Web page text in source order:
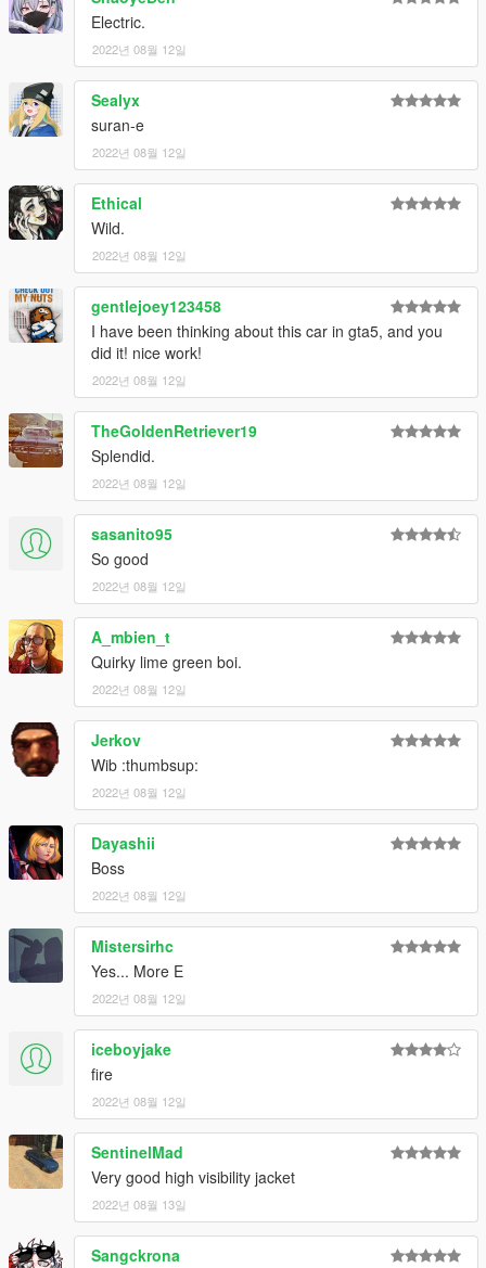
Electric.
2022년 08월 12일
Sealyx
suran-e
2022년 08월 12일
Ethical
Wild.
2022년 08월 12일
gentlejoey123458
I have been thinking about this car in gta5, and you
did it! nice work!
2022년 08월 12일
TheGoldenRetriever19
Splendid.
2022년 08월 12일
sasanito95
So good
2022년 08월 12일
A_mbien_t
Quirky lime green boi.
2022년 08월 12일
Jerkov
Wib :thumbsup:
2022년 08월 12일
Dayashii
Boss
2022년 08월 12일
Mistersirhc
Yes... More E
2022년 08월 12일
iceboyjake
fire
2022년 08월 12일
SentinelMad
Very good high visibility jacket
2022년 08월 13일
Sangckrona